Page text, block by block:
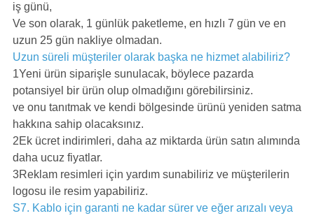
iş günü,
Ve son olarak, 1 günlük paketleme, en hızlı 7 gün ve en
uzun 25 gün nakliye olmadan.
Uzun süreli müşteriler olarak başka ne hizmet alabiliriz?
1Yeni ürün siparişle sunulacak, böylece pazarda
potansiyel bir ürün olup olmadığını görebilirsiniz.
ve onu tanıtmak ve kendi bölgesinde ürünü yeniden satma
hakkına sahip olacaksınız.
2Ek ücret indirimleri, daha az miktarda ürün satın alımında
daha ucuz fiyatlar.
3Reklam resimleri için yardım sunabiliriz ve müşterilerin
logosu ile resim yapabiliriz.
S7. Kablo için garanti ne kadar sürer ve eğer arızalı veya